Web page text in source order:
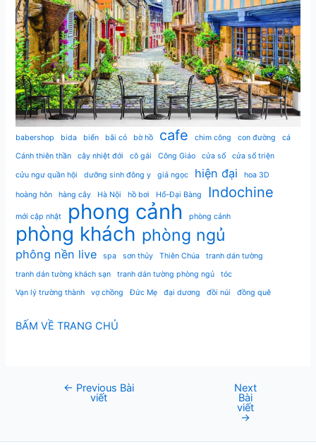
babershop bida biển bãi cỏ bờ hồ cafe chim công con đường
cá
Cánh thiên thần
cây nhiệt đới cô gái Công Giáo cửa sổ cửa sổ triện
cửu ngư quần hội dưỡng sinh đông y giả ngọc hiện đại hoa 3D
hoàng hôn hàng cây Hà Nội hồ bơi Hổ-Đại Bàng Indochine
mới cập nhật phong cảnh phòng cảnh
phòng khách phòng ngủ
phông nền live spa sơn thủy Thiên Chúa
tranh dán tường
tranh dán tường khách sạn
tranh dán tường phòng ngủ
tóc
Vạn lý trường thành
vợ chồng Đức Mẹ đại dương đồi núi đồng quê
BẤM VỀ TRANG CHỦ
← Previous Bài
viết
Next
Bài
viết
→